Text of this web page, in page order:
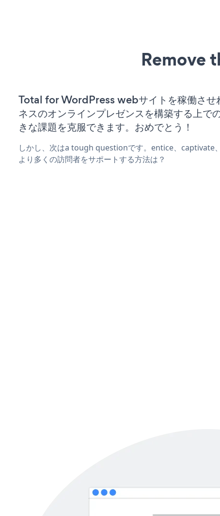
Remove
Total for WordPress webサイトを稼働させ
ネスのオンラインプレゼンスを構築する上で
きな課題を克服できます。おめでとう！
しかし、次はa tough questionです。entice、captivate
より多くの訪問者をサポートする方法は？